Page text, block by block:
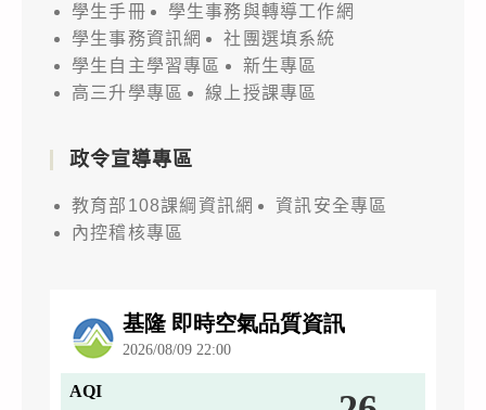
學生手冊
學生事務與轉導工作網
學生事務資訊網
社團選填系統
學生自主學習專區
新生專區
高三升學專區
線上授課專區
政令宣導專區
教育部108課綱資訊網
資訊安全專區
內控稽核專區